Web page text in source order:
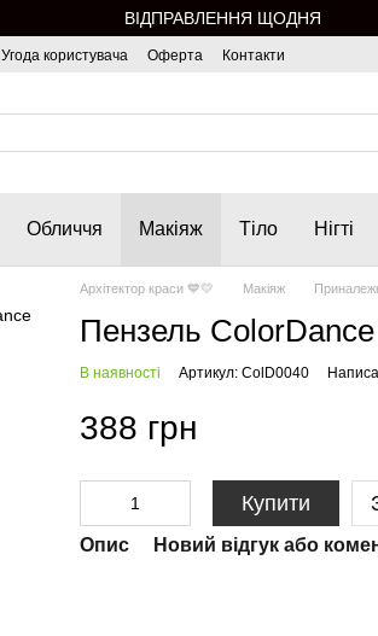
ВІДПРАВЛЕННЯ ЩОДНЯ
Угода користувача Оферта Контакти
Обличчя Макіяж Тіло Нігті
Архітектор краси 💙💛 Макіяж
Пензель
В наявності Артикул: ColD0040
388 грн
Купити
Опис Новий відгук або